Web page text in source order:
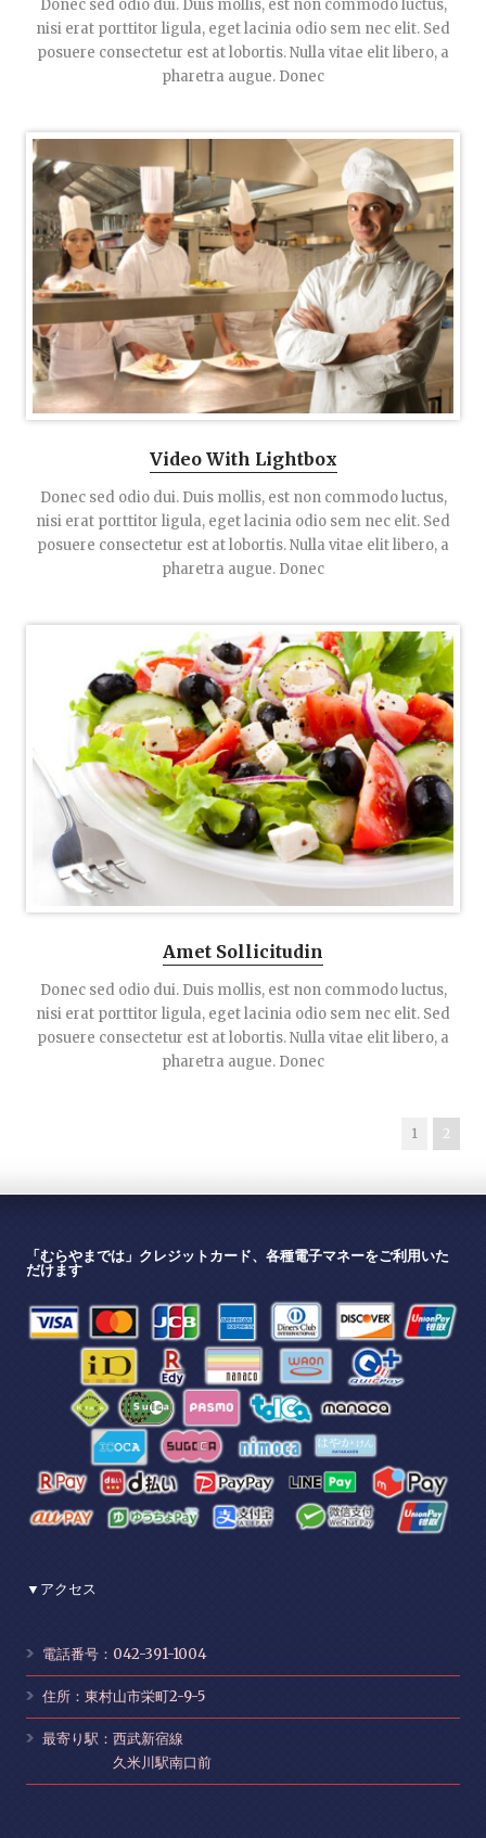
Donec sed odio dui. Duis mollis, est non commodo luctus,
nisi erat porttitor ligula, eget lacinia odio sem nec elit. Sed
posuere consectetur est at lobortis. Nulla vitae elit libero, a
pharetra augue. Donec
Video With Lightbox
Donec sed odio dui. Duis mollis, est non commodo luctus,
nisi erat porttitor ligula, eget lacinia odio sem nec elit. Sed
posuere consectetur est at lobortis. Nulla vitae elit libero, a
pharetra augue. Donec
Amet Sollicitudin
Donec sed odio dui. Duis mollis, est non commodo luctus,
nisi erat porttitor ligula, eget lacinia odio sem nec elit. Sed
posuere consectetur est at lobortis. Nulla vitae elit libero, a
pharetra augue. Donec
1 2
「むらやまでは」クレジットカード、各種電子マネーをご利用いた
だけます
▼アクセス
電話番号：042-391-1004
住所：東村山市栄町2-9-5
最寄り駅：西武新宿線
久米川駅南口前